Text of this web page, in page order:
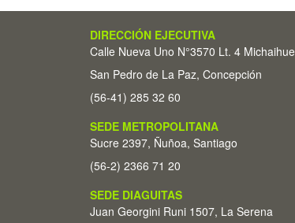
DIRECCIÓN EJECUTIVA
Calle Nueva Uno N°3570 Lt. 4
San Pedro de La Paz, Concepción
(56-41) 285 32 60
SEDE METROPOLITANA
Sucre 2397, Ñuñoa, Santiago
(56-2) 2366 71 20
SEDE DIAGUITAS
Juan Georgini Runi 1507, La Serena